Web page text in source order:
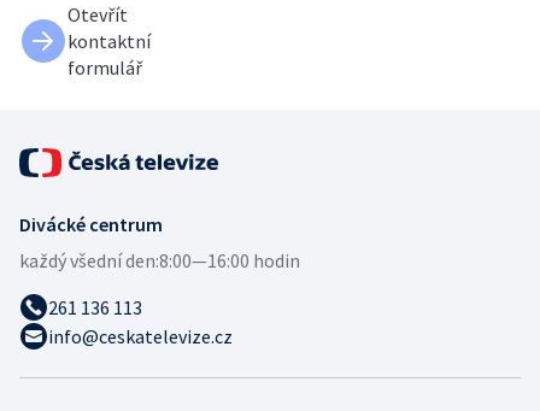
Otevřít
kontaktní
formulář
Divácké centrum
každý všední den:8:00—16:00 hodin
261 136 113
info@ceskatelevize.cz